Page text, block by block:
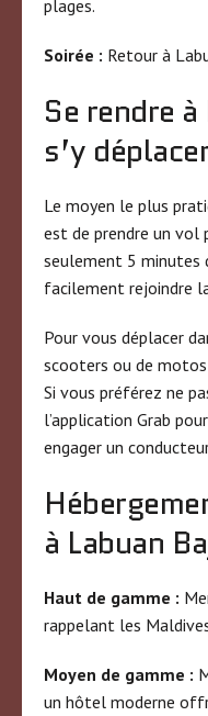
plages.
Soirée : Retour à
Se rendre
s’y
Le moyen le plus
est de prendre un vol
seulement 5 minutes
facilement rejoindre
Pour vous déplacer
scooters ou de
Si vous préférez ne
l’application Grab
engager un
à Labuan
Haut de gamme :
rappelant les
Moyen de gamme :
un hôtel moderne